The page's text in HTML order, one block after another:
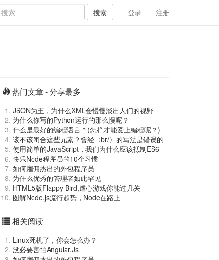
登录 注册
搜索
热门文章 - 分享最多
JSON为王，为什么XML会慢慢淡出人们的视野
为什么你写的Python运行的那么慢呢？
什么是最好的编程语言？(怎样才能爱上编程呢？)
该不该闭合这些元素？曾经〈br/〉的写法是错误的
使用简单的JavaScript，我们为什么应该抵制ES6
快乐Node程序员的10个习惯
如何雇佣杰出的外包程序员
为什么优秀的管理者如此罕见
HTML5版Flappy Bird,虐心游戏你能过几关
图解Node.js流行趋势，Node在路上
相关阅读
Linux死机了，你会怎么办？
没必要害怕Angular.Js